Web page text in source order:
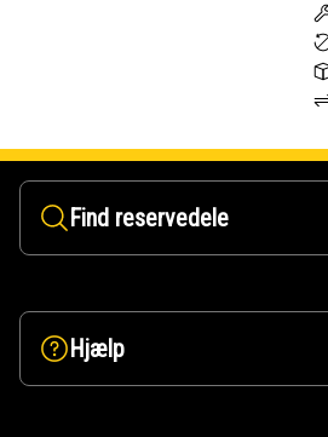
Find reservedele
Hjælp